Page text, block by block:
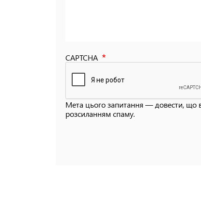
CAPTCHA
Мета цього запитання — довести, що
розсиланням спаму.